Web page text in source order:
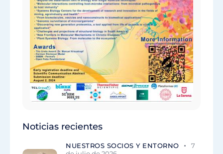
Noticias recientes
NUESTROS SOCIOS Y ENTORNO
7